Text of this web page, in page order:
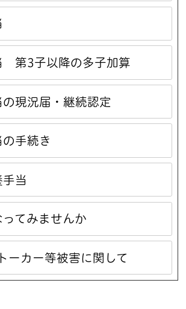
第3子以降の多子加算
の現況届・継続認定
手続き
当
ってみませんか
ーカー等被害に関して